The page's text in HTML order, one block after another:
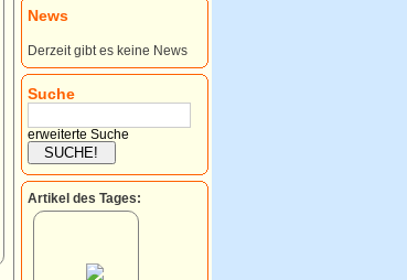
News
Derzeit gibt es keine News
Suche
erweiterte Suche
Artikel des Tages: